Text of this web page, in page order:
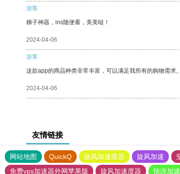
游客
梯子神器，ins随便看，美美哒！
2024-04-06
游客
这款app的商品种类非常丰富，可以满足我所有的购物需求。
2024-04-06
友情链接
网站地图 QuickQ 旋风加速度器 旋风加速
免费vps加速器外网苹果版
旋风加速度器 快连加